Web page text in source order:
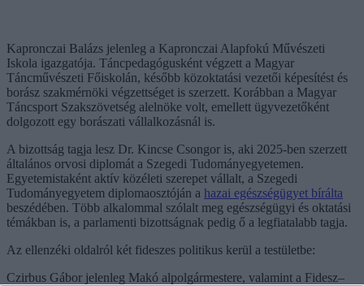
Kapronczai Balázs jelenleg a Kapronczai Alapfokú Művészeti
Iskola igazgatója. Táncpedagógusként végzett a Magyar
Táncművészeti Főiskolán, később közoktatási vezetői képesítést és
borász szakmérnöki végzettséget is szerzett. Korábban a Magyar
Táncsport Szakszövetség alelnöke volt, emellett ügyvezetőként
dolgozott egy borászati vállalkozásnál is.
A bizottság tagja lesz Dr. Kincse Csongor is, aki 2025-ben szerzett
általános orvosi diplomát a Szegedi Tudományegyetemen.
Egyetemistaként aktív közéleti szerepet vállalt, a Szegedi
Tudományegyetem diplomaosztóján a hazai egészségügyet bírálta
beszédében. Több alkalommal szólalt meg egészségügyi és oktatási
témákban is, a parlamenti bizottságnak pedig ő a legfiatalabb tagja.
Az ellenzéki oldalról két fideszes politikus kerül a testületbe:
Czirbus Gábor jelenleg Makó alpolgármestere, valamint a Fidesz–